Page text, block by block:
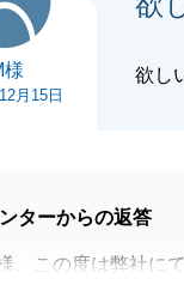
様
月15日
欲し
ターからの返答
、この度は弊社に